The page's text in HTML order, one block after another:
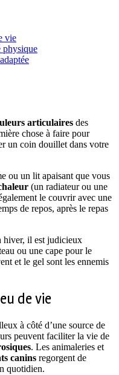
vie
physique
articulaires des
chose à faire pour
un coin douillet dans votre
ou un lit apaisant que vous
(un radiateur ou une
le couvrir avec une
de repos, après le repas
hiver, il est judicieux
ou une cape pour le
et le gel sont les ennemis
de vie
à côté d’une source de
peuvent faciliter la vie de
. Les animaleries et
canins regorgent de
quotidien.